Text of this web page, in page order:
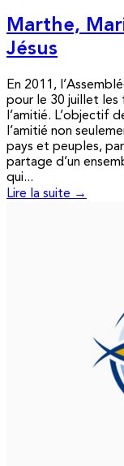
Marthe,
Jésus
En 2011,
pour le 30 juillet les
l’amitié. L’objectif
l’amitié non
pays et peuples,
partage d’un
qui...
Lire la suite →